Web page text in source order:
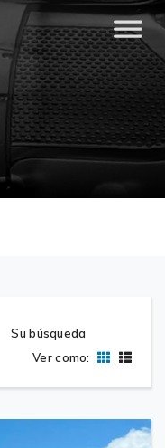
Su búsqueda
Ver como: